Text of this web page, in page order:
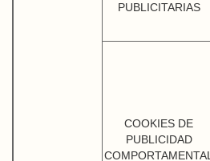
PUBLICITARIAS
COOKIES DE
PUBLICIDAD
COMPORTAMENTAL